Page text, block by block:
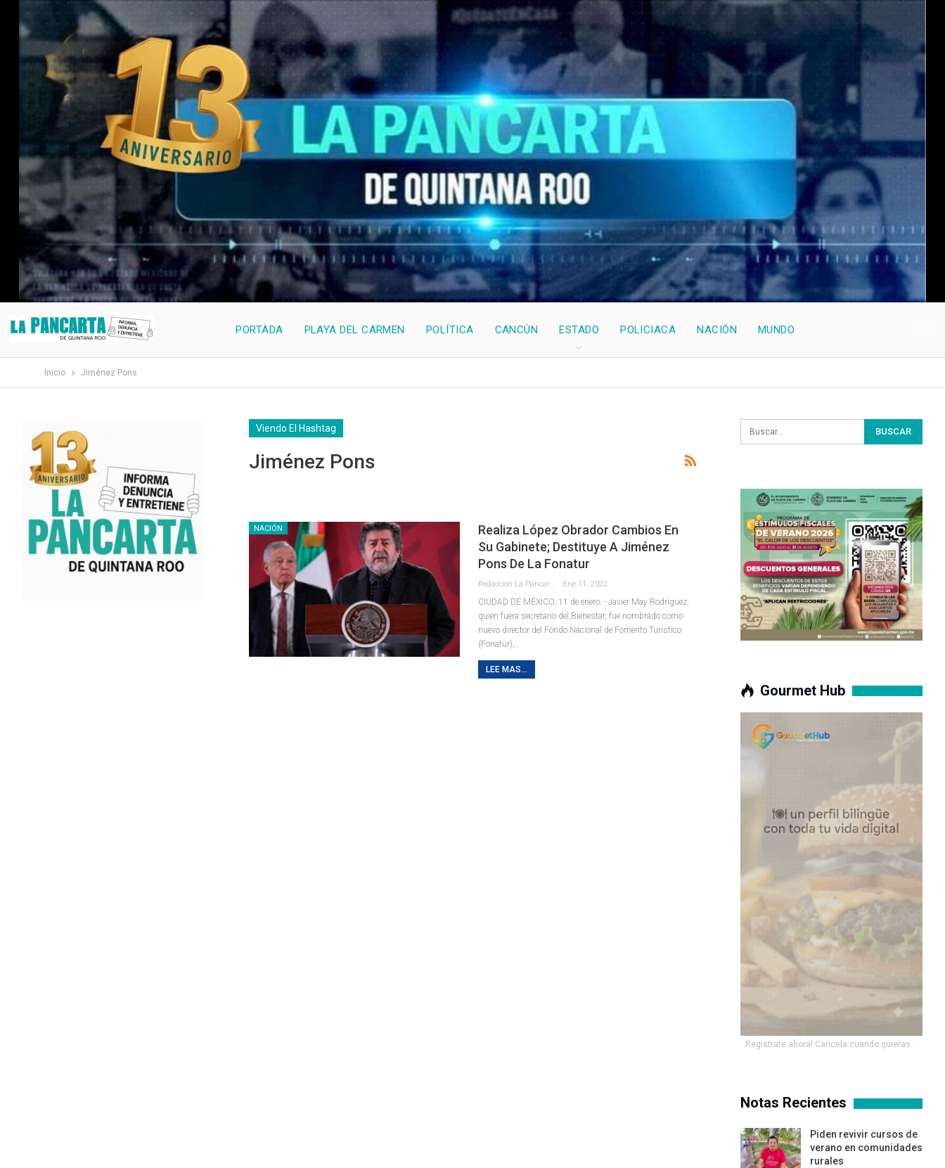
PORTADA PLAYA DEL CARMEN POLÍTICA CANCÚN ESTADO POLICIACA NACIÓN MUNDO
Inicio Jiménez Pons
Viendo El Hashtag
Jiménez Pons
NACIÓN
Realiza López Obrador Cambios En
Su Gabinete; Destituye A Jiménez
Pons De La Fonatur
Ene 11, 2022
CIUDAD DE MÉXICO, 11 de enero. - Javier May Rodríguez,
quien fuera secretario del Bienestar, fue nombrado como
nuevo director del Fondo Nacional de Fomento Turístico
(Fonatur),
LEE MAS...
Gourmet Hub
Registrate ahora! Cancela cuando quieras...
Notas Recientes
Piden revivir cursos de
verano en comunidades
rurales